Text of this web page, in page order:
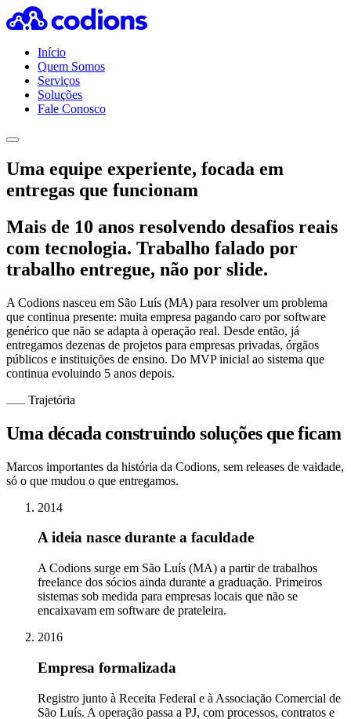
Início
Quem Somos
Serviços
Soluções
Fale Conosco
Uma equipe experiente, focada em
entregas que funcionam
Mais de 10 anos resolvendo desafios reais
com tecnologia. Trabalho falado por
trabalho entregue, não por slide.
A Codions nasceu em São Luís (MA) para resolver um problema
que continua presente: muita empresa pagando caro por software
genérico que não se adapta à operação real. Desde então, já
entregamos dezenas de projetos para empresas privadas, órgãos
públicos e instituições de ensino. Do MVP inicial ao sistema que
continua evoluindo 5 anos depois.
Trajetória
Uma década construindo soluções que ficam
Marcos importantes da história da Codions, sem releases de vaidade,
só o que mudou o que entregamos.
2014
A ideia nasce durante a faculdade
A Codions surge em São Luís (MA) a partir de trabalhos
freelance dos sócios ainda durante a graduação. Primeiros
sistemas sob medida para empresas locais que não se
encaixavam em software de prateleira.
2016
Empresa formalizada
Registro junto à Receita Federal e à Associação Comercial de
São Luís. A operação passa a PJ, com processos, contratos e